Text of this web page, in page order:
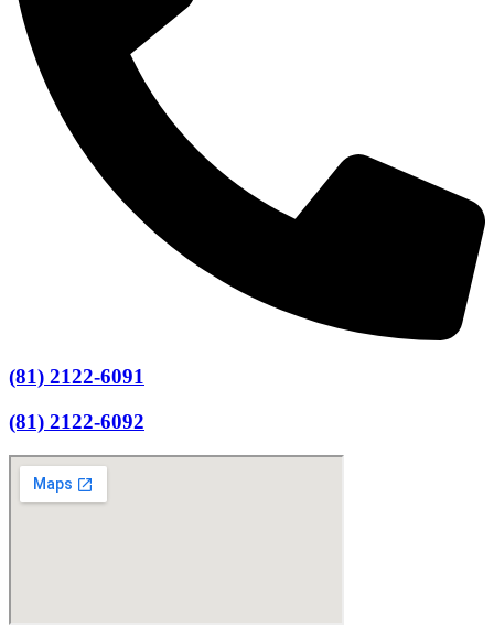
(81) 2122-6091
(81) 2122-6092